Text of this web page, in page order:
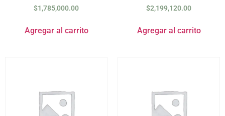
$1,785,000.00
Agregar al carrito
$2,199,120.00
Agregar al carrito